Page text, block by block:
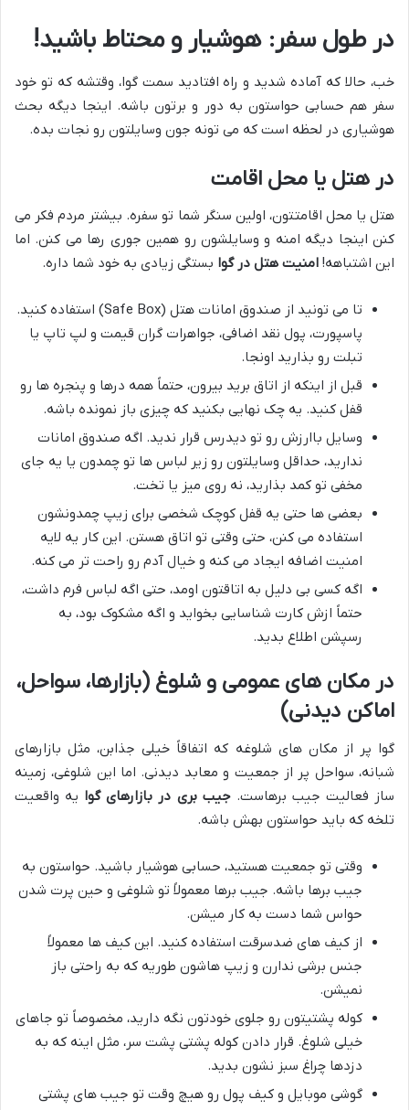
در طول سفر: هوشیار و محتاط باشید!
خب، حالا که آماده شدید و راه افتادید سمت گوا، وقتشه که تو خود
سفر هم حسابی حواستون به دور و برتون باشه. اینجا دیگه بحث
هوشیاری در لحظه است که می تونه جون وسایلتون رو نجات بده.
در هتل یا محل اقامت
هتل یا محل اقامتتون، اولین سنگر شما تو سفره. بیشتر مردم فکر می
کنن اینجا دیگه امنه و وسایلشون رو همین جوری رها می کنن. اما
این اشتباهه! امنیت هتل در گوا بستگی زیادی به خود شما داره.
تا می تونید از صندوق امانات هتل (Safe Box) استفاده کنید.
پاسپورت، پول نقد اضافی، جواهرات گران قیمت و لپ تاپ یا
تبلت رو بذارید اونجا.
قبل از اینکه از اتاق برید بیرون، حتماً همه درها و پنجره ها رو
قفل کنید. یه چک نهایی بکنید که چیزی باز نمونده باشه.
وسایل باارزش رو تو دیدرس قرار ندید. اگه صندوق امانات
ندارید، حداقل وسایلتون رو زیر لباس ها تو چمدون یا یه جای
مخفی تو کمد بذارید، نه روی میز یا تخت.
بعضی ها حتی یه قفل کوچک شخصی برای زیپ چمدونشون
استفاده می کنن، حتی وقتی تو اتاق هستن. این کار یه لایه
امنیت اضافه ایجاد می کنه و خیال آدم رو راحت تر می کنه.
اگه کسی بی دلیل به اتاقتون اومد، حتی اگه لباس فرم داشت،
حتماً ازش کارت شناسایی بخواید و اگه مشکوک بود، به
رسپشن اطلاع بدید.
در مکان های عمومی و شلوغ (بازارها، سواحل،
اماکن دیدنی)
گوا پر از مکان های شلوغه که اتفاقاً خیلی جذابن، مثل بازارهای
شبانه، سواحل پر از جمعیت و معابد دیدنی. اما این شلوغی، زمینه
ساز فعالیت جیب برهاست.جیب بری در بازارهای گوا یه واقعیت
تلخه که باید حواستون بهش باشه.
وقتی تو جمعیت هستید، حسابی هوشیار باشید. حواستون به
جیب برها باشه. جیب برها معمولاً تو شلوغی و حین پرت شدن
حواس شما دست به کار میشن.
از کیف های ضدسرقت استفاده کنید. این کیف ها معمولاً
جنس برشی ندارن و زیپ هاشون طوریه که به راحتی باز
نمیشن.
کوله پشتیتون رو جلوی خودتون نگه دارید، مخصوصاً تو جاهای
خیلی شلوغ. قرار دادن کوله پشتی پشت سر، مثل اینه که به
دزدها چراغ سبز نشون بدید.
گوشی موبایل و کیف پول رو هیچ وقت تو جیب های پشتی